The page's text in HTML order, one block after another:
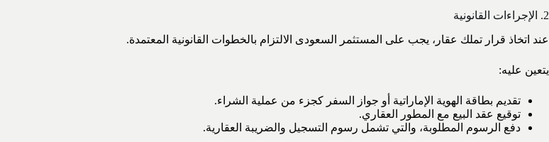
2. الإجراءات القانونية
عند اتخاذ قرار تملك عقار، يجب على المستثمر السعودى الالتزام بالخطوات القانونية المعتمدة.
يتعين عليه:
تقديم بطاقة الهوية الإماراتية أو جواز السفر كجزء من عملية الشراء.
توقيع عقد البيع مع المطور العقاري.
دفع الرسوم المطلوبة، والتي تشمل رسوم التسجيل والضريبة العقارية.